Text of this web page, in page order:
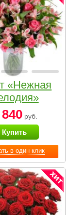
в один клик
«Нежная
руб.
Купить